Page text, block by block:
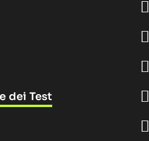
dei Test